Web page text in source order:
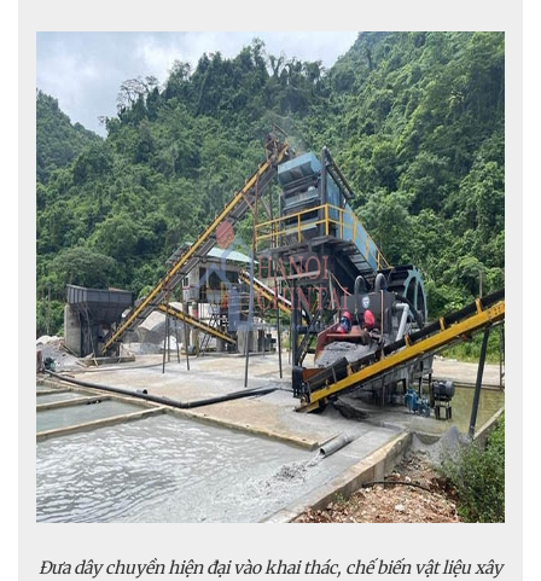
Đưa dây chuyền hiện đại vào khai thác, chế biến vật liệu xây